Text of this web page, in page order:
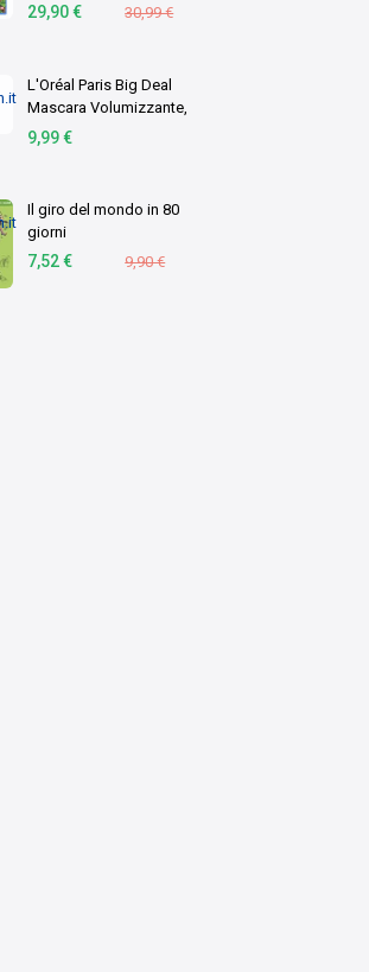
29,90 € 30,99 €
L'Oréal Paris Big Deal
Mascara Volumizzante,
Adatto a Occhi Sensibili,
9,99 €
Il giro del mondo in 80
giorni
7,52 € 9,90 €